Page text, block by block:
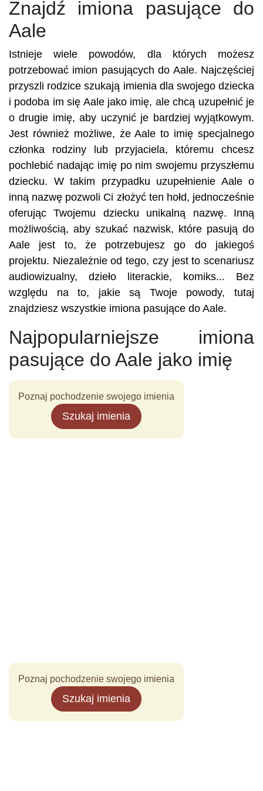
Znajdź imiona pasujące do
Aale
Istnieje wiele powodów, dla których możesz
potrzebować imion pasujących do Aale. Najczęściej
przyszli rodzice szukają imienia dla swojego dziecka
i podoba im się Aale jako imię, ale chcą uzupełnić je
o drugie imię, aby uczynić je bardziej wyjątkowym.
Jest również możliwe, że Aale to imię specjalnego
członka rodziny lub przyjaciela, któremu chcesz
pochlebić nadając imię po nim swojemu przyszłemu
dziecku. W takim przypadku uzupełnienie Aale o
inną nazwę pozwoli Ci złożyć ten hołd, jednocześnie
oferując Twojemu dziecku unikalną nazwę. Inną
możliwością, aby szukać nazwisk, które pasują do
Aale jest to, że potrzebujesz go do jakiegoś
projektu. Niezależnie od tego, czy jest to scenariusz
audiowizualny, dzieło literackie, komiks... Bez
względu na to, jakie są Twoje powody, tutaj
znajdziesz wszystkie imiona pasujące do Aale.
Najpopularniejsze imiona
pasujące do Aale jako imię
Poznaj pochodzenie swojego imienia
Szukaj imienia
Poznaj pochodzenie swojego imienia
Szukaj imienia